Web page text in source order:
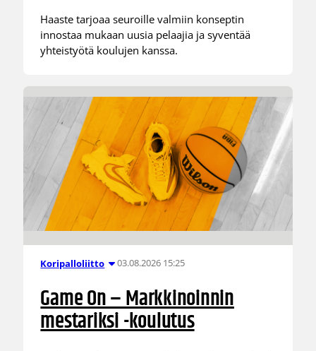
Haaste tarjoaa seuroille valmiin konseptin
innostaa mukaan uusia pelaajia ja syventää
yhteistyötä koulujen kanssa.
Koripalloliitto 03.08.2026 15:25
Game On – Markkinoinnin
mestariksi -koulutus